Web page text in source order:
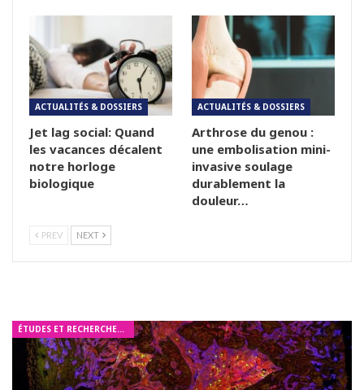
ACTUALITÉS & DOSSIERS
Jet lag social: Quand
les vacances décalent
notre horloge
biologique
ACTUALITÉS & DOSSIERS
Arthrose du genou :
une embolisation mini-
invasive soulage
durablement la
douleur…
PREV NEXT
ÉTUDES ET RECHERCHES MÉDICALES